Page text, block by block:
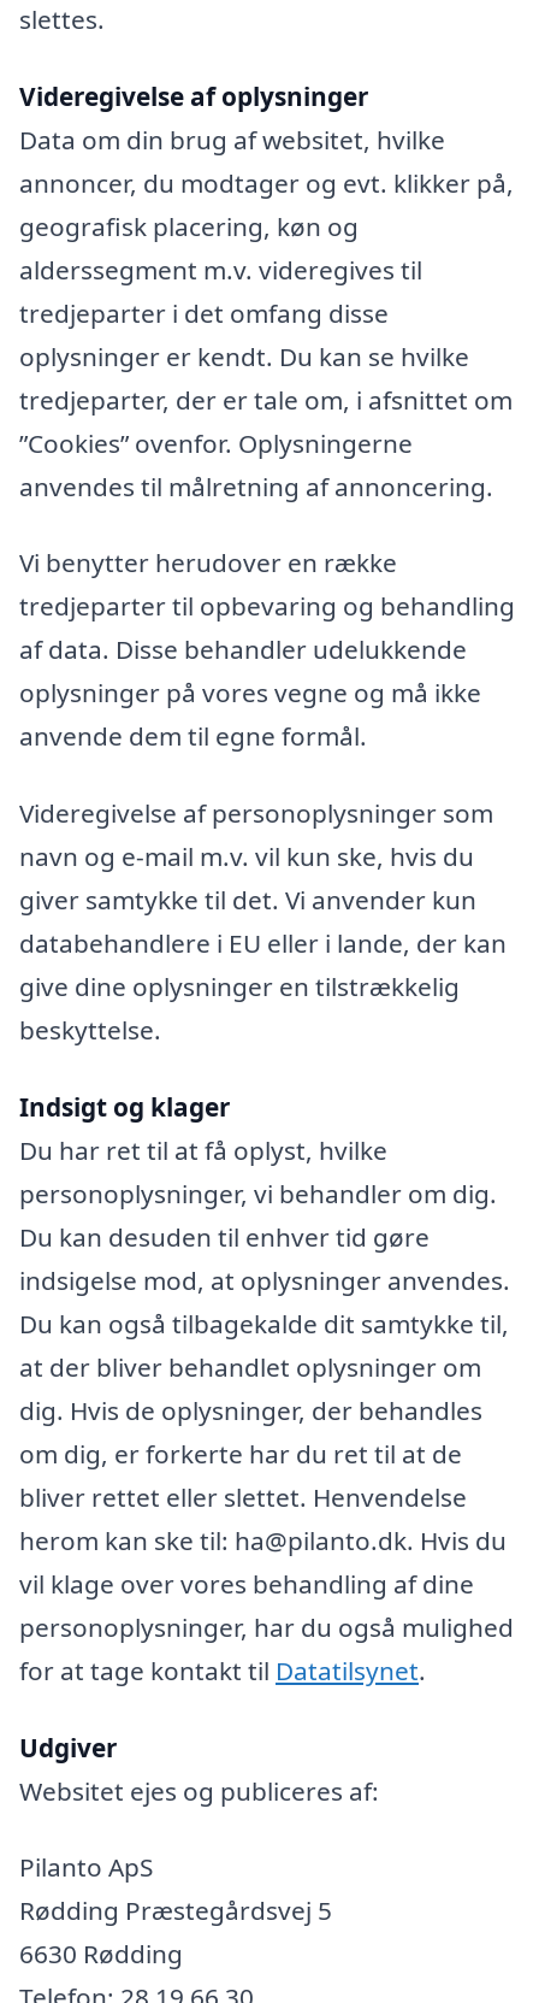
slettes.
Videregivelse af oplysninger
Data om din brug af websitet, hvilke
annoncer, du modtager og evt. klikker på,
geografisk placering, køn og
alderssegment m.v. videregives til
tredjeparter i det omfang disse
oplysninger er kendt. Du kan se hvilke
tredjeparter, der er tale om, i afsnittet om
”Cookies” ovenfor. Oplysningerne
anvendes til målretning af annoncering.
Vi benytter herudover en række
tredjeparter til opbevaring og behandling
af data. Disse behandler udelukkende
oplysninger på vores vegne og må ikke
anvende dem til egne formål.
Videregivelse af personoplysninger som
navn og e-mail m.v. vil kun ske, hvis du
giver samtykke til det. Vi anvender kun
databehandlere i EU eller i lande, der kan
give dine oplysninger en tilstrækkelig
beskyttelse.
Indsigt og klager
Du har ret til at få oplyst, hvilke
personoplysninger, vi behandler om dig.
Du kan desuden til enhver tid gøre
indsigelse mod, at oplysninger anvendes.
Du kan også tilbagekalde dit samtykke til,
at der bliver behandlet oplysninger om
dig. Hvis de oplysninger, der behandles
om dig, er forkerte har du ret til at de
bliver rettet eller slettet. Henvendelse
herom kan ske til: ha@pilanto.dk. Hvis du
vil klage over vores behandling af dine
personoplysninger, har du også mulighed
for at tage kontakt til Datatilsynet.
Udgiver
Websitet ejes og publiceres af:
Pilanto ApS
Rødding Præstegårdsvej 5
6630 Rødding